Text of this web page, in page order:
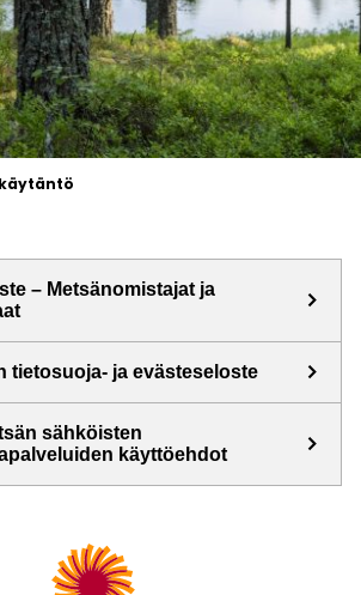
– Metsänomistajat ja
keyboard_arrow_right
tietosuoja- ja evästeseloste keyboard_arrow_right
sähköisten
käyttöehdot
keyboard_arrow_right